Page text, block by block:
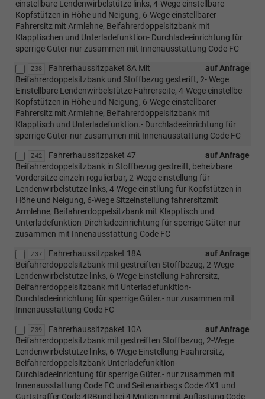
einstellbare Lendenwirbelstütze links, 4-Wege einstellbare
Kopfstützen in Höhe und Neigung, 6-Wege einstellbarer
Fahrersitz mit Armlehne, Beifahrerdoppelsitzbank mit
Klapptischen und Unterladefunktion- Durchladeeinrichtung für
sperrige Güter-nur zusammen mit Innenausstattung Code FC
Z38 auf Anfrage
Fahrerhaussitzpaket 8A Mit
Beifahrerdoppelsitzbank und Stoffbezug gesterift, 2- Wege
Einstellbare Lendenwirbelstütze Fahrerseite, 4-Wege einstellbe
Kopfstützen in Höhe und Neigung, 6-Wege einstellbarer
Fahrersitz mit Armlehne, Beifahrerdoppelsitzbank mit
Klapptisch und Unterladefunktion.- Durchladeeinrichtung für
sperrige Güter-nur zusam,men mit Innenausstattung Code FC
Z42 auf Anfrage
Fahrerhaussitzpaket 47
Beifahrerdoppelsitzbank in Stoffbezug gestreift, beheizbare
Vordersitze einzeln regulierbar, 2-Wege einstellung für
Lendenwirbelstütze links, 4-Wege einstllung für Kopfstützen in
Höhe und Neigung, 6-Wege Sitzeinstellung fahrersitzmit
Armlehne, Beifahrerdoppelsitzbank mit Klapptisch und
Unterladefunktion-Dirchladeeinrichtung für sperrige Güter-nur
zusammen mit Innenausstattung Code FC
Z37 auf Anfrage
Fahrerhaussitzpaket 18A
Beifahrerdoppelsitzbank mit gestreiften Stoffbezug, 2-Wege
Lendenwirbelstütze links, 6-Wege Einstellung Fahrersitz,
Beifahrerdoppelsitzbank mit Unterladefunkltion-
Durchladeeinrichtung für sperrige Güter.- nur zusammen mit
Innenausstattung Code FC
Z39 auf Anfrage
Fahrerhaussitzpaket 10A
Beifahrerdoppelsitzbank mit gestreiften Stoffbezug, 2-Wege
Lendenwirbelstütze links, 6-Wege Einstellung Faahrersitz,
Beifahrerdoppelsitzbank Unterladefunkltion-
Durchladeeinrichtung für sperrige Güter.- nur zusammen mit
Innenausstattung Code FC und Seitenairbags Code 4X1 und
Gurtstraffer Code 4RBund bei 4 Motion nr mit Auflastung Code